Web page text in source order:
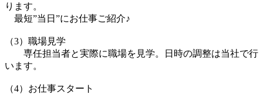
ります。
最短”当日”にお仕事ご紹介♪
（3）職場見学
専任担当者と実際に職場を見学。日時の調整は当社で行
います。
（4）お仕事スタート